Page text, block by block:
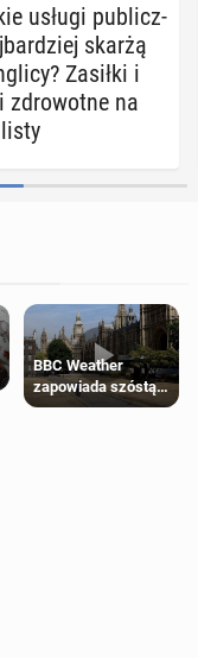
usługi pu­blicz­
skarżą
Zasiłki i
zdro­wot­ne na
BBC Weather
zapowiada szóstą
falę upałów w